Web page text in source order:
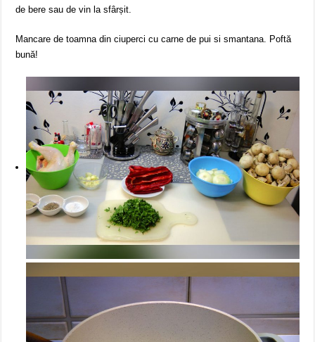
de bere sau de vin la sfârșit.
Mancare de toamna din ciuperci cu carne de pui si smantana. Poftă
bună!